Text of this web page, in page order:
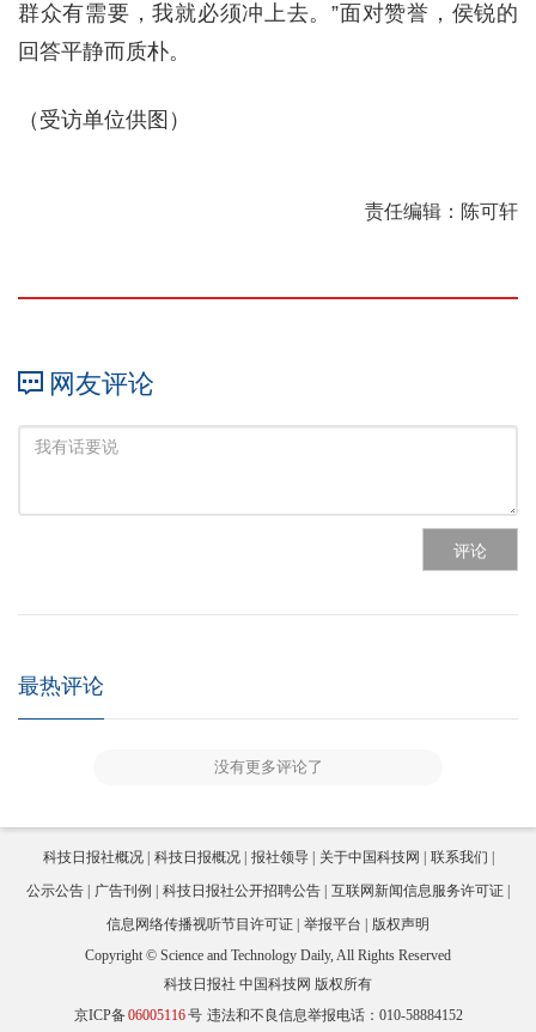
群众有需要，我就必须冲上去。”面对赞誉，侯锐的
回答平静而质朴。
（受访单位供图）
责任编辑：陈可轩
网友评论
评论
最热评论
没有更多评论了
科技日报社概况 科技日报概况 报社领导 关于中国科技网
联系我们
公示公告
广告刊例 科技日报社公开招聘公告
互联网新闻信息服务许可证
信息网络传播视听节目许可证
举报平台
版权声明
Copyright © Science and Technology Daily, All Rights Reserved
科技日报社 中国科技网 版权所有
京ICP备06005116号 违法和不良信息举报电话：010-58884152